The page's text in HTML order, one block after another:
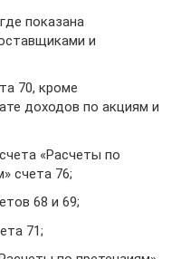
показана
и
70, кроме
доходов по акциям и
«Расчеты по
счета 76;
68 и 69;
71;